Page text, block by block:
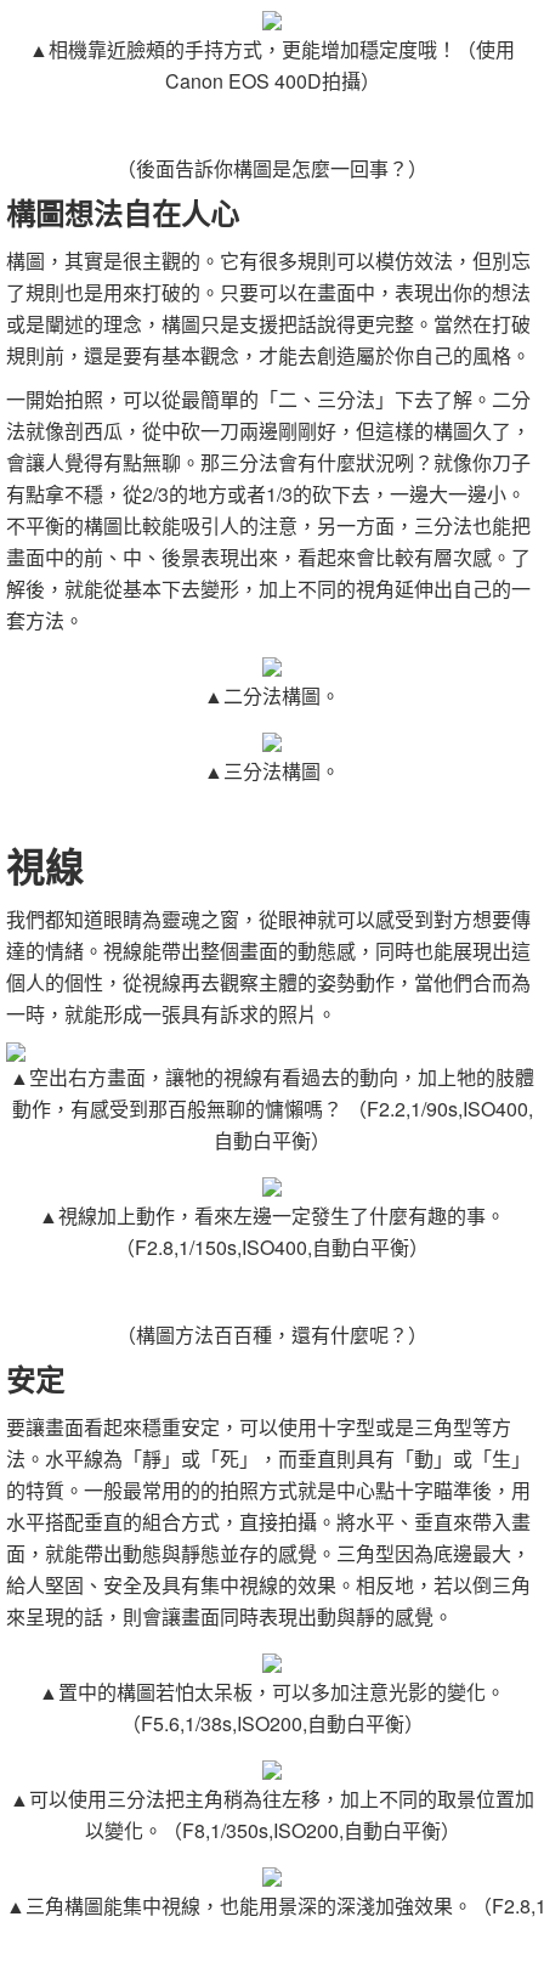
▲相機靠近臉頰的手持方式，更能增加穩定度哦！（使用
Canon EOS 400D拍攝）
（後面告訴你構圖是怎麼一回事？）
構圖想法自在人心
構圖，其實是很主觀的。它有很多規則可以模仿效法，但別忘
了規則也是用來打破的。只要可以在畫面中，表現出你的想法
或是闡述的理念，構圖只是支援把話說得更完整。當然在打破
規則前，還是要有基本觀念，才能去創造屬於你自己的風格。
一開始拍照，可以從最簡單的「二、三分法」下去了解。二分
法就像剖西瓜，從中砍一刀兩邊剛剛好，但這樣的構圖久了，
會讓人覺得有點無聊。那三分法會有什麼狀況咧？就像你刀子
有點拿不穩，從2/3的地方或者1/3的砍下去，一邊大一邊小。
不平衡的構圖比較能吸引人的注意，另一方面，三分法也能把
畫面中的前、中、後景表現出來，看起來會比較有層次感。了
解後，就能從基本下去變形，加上不同的視角延伸出自己的一
套方法。
▲二分法構圖。
▲三分法構圖。
視線
我們都知道眼睛為靈魂之窗，從眼神就可以感受到對方想要傳
達的情緒。視線能帶出整個畫面的動態感，同時也能展現出這
個人的個性，從視線再去觀察主體的姿勢動作，當他們合而為
一時，就能形成一張具有訴求的照片。
▲空出右方畫面，讓牠的視線有看過去的動向，加上牠的肢體
動作，有感受到那百般無聊的慵懶嗎？ （F2.2,1/90s,ISO400,
自動白平衡）
▲視線加上動作，看來左邊一定發生了什麼有趣的事。
（F2.8,1/150s,ISO400,自動白平衡）
（構圖方法百百種，還有什麼呢？）
安定
要讓畫面看起來穩重安定，可以使用十字型或是三角型等方
法。水平線為「靜」或「死」，而垂直則具有「動」或「生」
的特質。一般最常用的的拍照方式就是中心點十字瞄準後，用
水平搭配垂直的組合方式，直接拍攝。將水平、垂直來帶入畫
面，就能帶出動態與靜態並存的感覺。三角型因為底邊最大，
給人堅固、安全及具有集中視線的效果。相反地，若以倒三角
來呈現的話，則會讓畫面同時表現出動與靜的感覺。
▲置中的構圖若怕太呆板，可以多加注意光影的變化。
（F5.6,1/38s,ISO200,自動白平衡）
▲可以使用三分法把主角稍為往左移，加上不同的取景位置加
以變化。（F8,1/350s,ISO200,自動白平衡）
▲三角構圖能集中視線，也能用景深的深淺加強效果。（